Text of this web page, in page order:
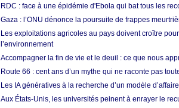
RDC : face à une épidémie d'Ebola qui bat tous les
Gaza : l’ONU dénonce la poursuite de frappes
Les exploitations agricoles au pays doivent croître
l’environnement
Accompagner la fin de vie et le deuil : ce que nous
Route 66 : cent ans d’un mythe qui ne raconte pas
Les IA génératives à la recherche d’un modèle
Aux États-Unis, les universités peinent à enrayer le